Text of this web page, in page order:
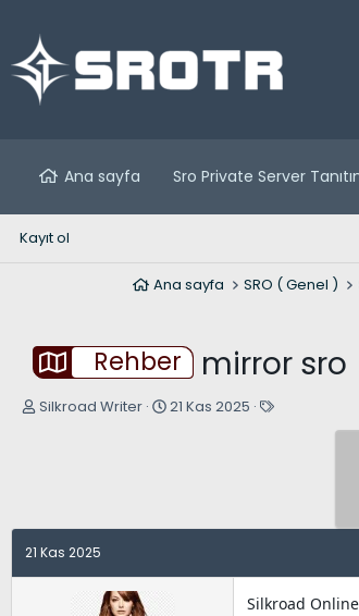
Ana sayfa Sro Private Server
Kayıt ol
Ana sayfa SRO ( Genel )
Rehber mirror sro
K
u
B
a
Silkroad Writer
B
n
ı
21 Kas 2025
E
t
e
r
21 Kas 2025
Silkroad